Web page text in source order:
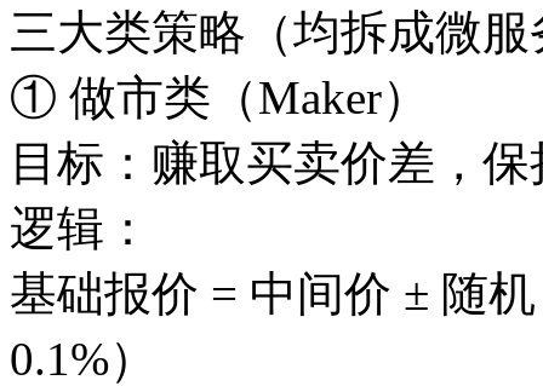
三大类策略（均拆成微
① 做市类（Maker）
目标：赚取买卖价差，
逻辑：
基础报价 = 中间价 ± 随机
0.1%）